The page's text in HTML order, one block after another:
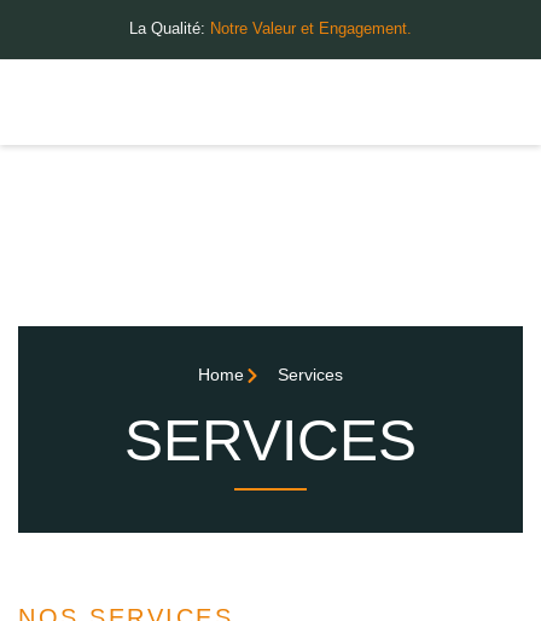
La Qualité: Notre Valeur et Engagement.
Home Services
SERVICES